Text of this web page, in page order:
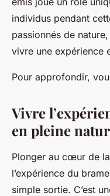
individus pendant
passionnés de
vivre une expérience
Pour approfondir,
Vivre
en pleine
Plonger au cœur de
l’expérience du
simple sortie. C’est